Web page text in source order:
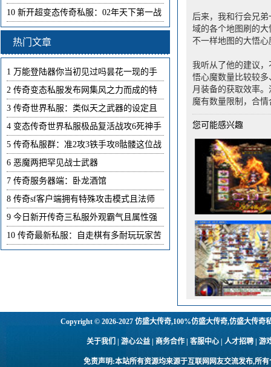
后来，我和行会兄
域的各个地图刷的
不一样地图的大悟
我听从了他的建议
悟心魔数量比较较
月装备的获取效率
魔有数量限制，合
您可能感兴趣
10 新开超变态传奇私服：02年天下第一战
热门文章
1 万能登陆器你当初见过吗昙花一现的手
2 传奇变态私服发布网集风之力而成的特
3 传奇世界私服：类似天之武器的设定且
4 变态传奇世界私服极品复活战攻6死神手
5 传奇私服群：准2攻3铁手攻8骷髅这位战
6 恶魔两把罕见战士武器
7 传奇服务器端：卧龙酒馆
8 传奇sf客户端拥有特殊攻击模式且法师
9 今日新开传奇三私服外观霸气且属性强
10 传奇最新私服：自走棋有多耐玩玩家苦
Copyright © 2026-2027仿盛大传奇,100%仿盛大传奇,仿盛大传奇
关于我们 | 游心公益 | 商务合作 | 客服中心 | 人才招聘 |
免责声明:本站所有资源均来源于互联网网友交流发布,所